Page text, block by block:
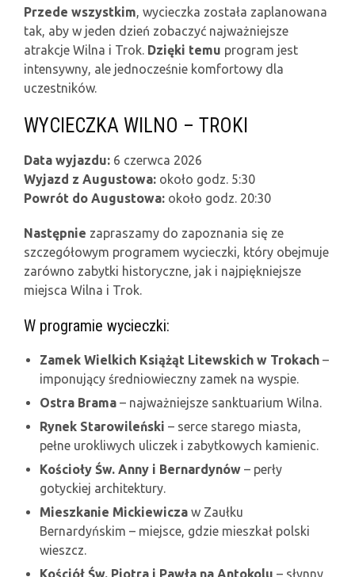
Przede wszystkim, wycieczka została zaplanowana
tak, aby w jeden dzień zobaczyć najważniejsze
atrakcje Wilna i Trok. Dzięki temu program jest
intensywny, ale jednocześnie komfortowy dla
uczestników.
WYCIECZKA WILNO – TROKI
Data wyjazdu: 6 czerwca 2026
Wyjazd z Augustowa: około godz. 5:30
Powrót do Augustowa: około godz. 20:30
Następnie zapraszamy do zapoznania się ze
szczegółowym programem wycieczki, który obejmuje
zarówno zabytki historyczne, jak i najpiękniejsze
miejsca Wilna i Trok.
W programie wycieczki:
Zamek Wielkich Książąt Litewskich w Trokach –
imponujący średniowieczny zamek na wyspie.
Ostra Brama – najważniejsze sanktuarium Wilna.
Rynek Starowileński – serce starego miasta,
pełne urokliwych uliczek i zabytkowych kamienic.
Kościoły Św. Anny i Bernardynów – perły
gotyckiej architektury.
Mieszkanie Mickiewicza w Zaułku
Bernardyńskim – miejsce, gdzie mieszkał polski
wieszcz.
Kościół Św. Piotra i Pawła na Antokolu – słynny